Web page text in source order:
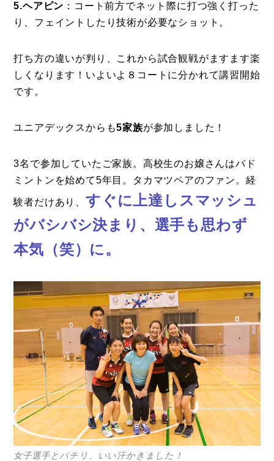
5.ヘアピン ：コート前方でネット際に打つ強く打った
り、フェイントしたり技術が必要なショット。
打ち方の違いが判り、これから試合観戦がますます楽
しくなります！いよいよ８コートに分かれて講習開始
です。
ユニアデックスからも5家族が参加しました！
3名で参加していたご家族。高校生のお嬢さんはバド
ミントンを始めて5年目。タカマツペアのファン。経
験者だけあり、 すぐに上達しスマッシュ
がバシバシ決まり、選手も思わず
本気（笑）に。
女子選手とパチリ。いい汗かきました！